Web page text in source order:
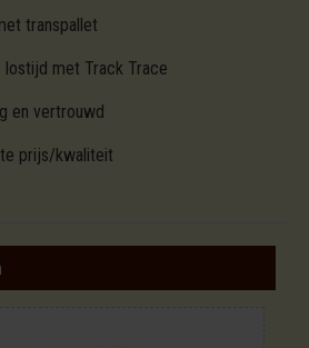
transpallet
lostijd met Track Trace
en vertrouwd
prijs/kwaliteit